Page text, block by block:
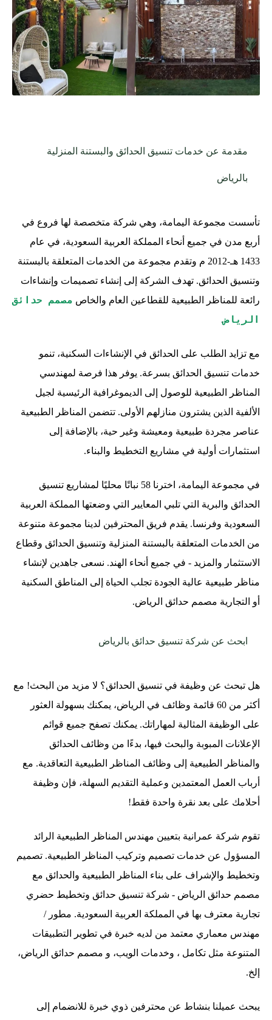
مقدمة عن خدمات تنسيق الحدائق والبستنة المنزلية
بالرياض
تأسست مجموعة اليمامة، وهي شركة متخصصة لها فروع في
أربع مدن في جميع أنحاء المملكة العربية السعودية، في عام
1433 هـ-2012 م وتقدم مجموعة من الخدمات المتعلقة بالبستنة
وتنسيق الحدائق. تهدف الشركة إلى إنشاء تصميمات وإنشاءات
رائعة للمناظر الطبيعية للقطاعين العام والخاص مصمم حدائق
الرياض.
مع تزايد الطلب على الحدائق في الإنشاءات السكنية، تنمو
خدمات تنسيق الحدائق بسرعة. يوفر هذا فرصة لمهندسي
المناظر الطبيعية للوصول إلى الديموغرافية الرئيسية لجيل
الألفية الذين يشترون منازلهم الأولى. تتضمن المناظر الطبيعية
عناصر مجردة طبيعية ومعيشة وغير حية، بالإضافة إلى
استثمارات أولية في مشاريع التخطيط والبناء.
في مجموعة اليمامة، اخترنا 58 نباتًا محليًا لمشاريع تنسيق
الحدائق والبرية التي تلبي المعايير التي وضعتها المملكة العربية
السعودية وفرنسا. يقدم فريق المحترفين لدينا مجموعة متنوعة
من الخدمات المتعلقة بالبستنة المنزلية وتنسيق الحدائق وقطاع
الاستثمار والمزيد - في جميع أنحاء الهند. نسعى جاهدين لإنشاء
مناظر طبيعية عالية الجودة تجلب الحياة إلى المناطق السكنية
أو التجارية مصمم حدائق الرياض.
ابحث عن شركة تنسيق حدائق بالرياض
هل تبحث عن وظيفة في تنسيق الحدائق؟ لا مزيد من البحث! مع
أكثر من 60 قائمة وظائف في الرياض، يمكنك بسهولة العثور
على الوظيفة المثالية لمهاراتك. يمكنك تصفح جميع قوائم
الإعلانات المبوبة والبحث فيها، بدءًا من وظائف الحدائق
والمناظر الطبيعية إلى وظائف المناظر الطبيعية التعاقدية. مع
أرباب العمل المعتمدين وعملية التقديم السهلة، فإن وظيفة
أحلامك على بعد نقرة واحدة فقط!
تقوم شركة عمرانية بتعيين مهندس المناظر الطبيعية الرائد
المسؤول عن خدمات تصميم وتركيب المناظر الطبيعية. تصميم
وتخطيط والإشراف على بناء المناظر الطبيعية والحدائق مع
مصمم حدائق الرياض - شركة تنسيق حدائق وتخطيط حضري
تجارية معترف بها في المملكة العربية السعودية. مطور /
مهندس معماري معتمد من لديه خبرة في تطوير التطبيقات
المتنوعة مثل تكامل ، وخدمات الويب، و مصمم حدائق الرياض،
إلخ.
يبحث عميلنا بنشاط عن محترفين ذوي خبرة للانضمام إلى